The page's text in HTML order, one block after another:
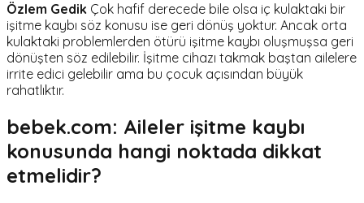
Özlem Gedik Çok hafif derecede bile olsa iç kulaktaki bir
işitme kaybı söz konusu ise geri dönüş yoktur. Ancak orta
kulaktaki problemlerden ötürü işitme kaybı oluşmuşsa geri
dönüşten söz edilebilir. İşitme cihazı takmak baştan ailelere
irrite edici gelebilir ama bu çocuk açısından büyük
rahatlıktır.
bebek.com: Aileler işitme kaybı
konusunda hangi noktada dikkat
etmelidir?